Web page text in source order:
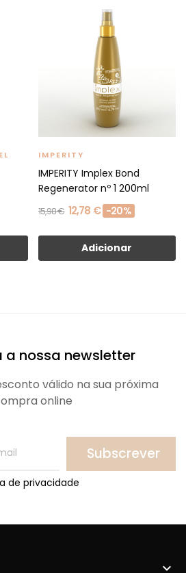
IMPERITY
IMPERITY Implex Bond
Regenerator nº 1 200ml
15,98 € 12,78 € -20%
Adicionar
a nossa newsletter
válido na sua próxima
online
Subscrever
de privacidade
